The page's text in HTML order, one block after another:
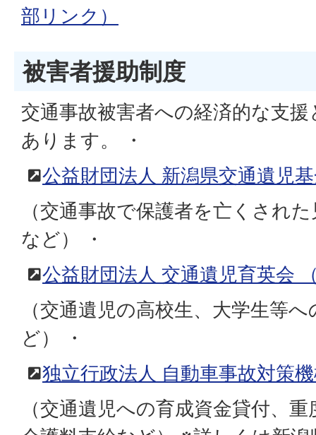
部リンク）
被害者援助制度
交通事故被害者への経済的な支
あります。 ・
公益財団法人 新潟県交通遺児
（交通事故で保護者を亡くされ
など） ・
公益財団法人 交通遺児育英会
（交通遺児の高校生、大学生等
ど） ・
独立行政法人 自動車事故対策
（交通遺児への育成資金貸付、